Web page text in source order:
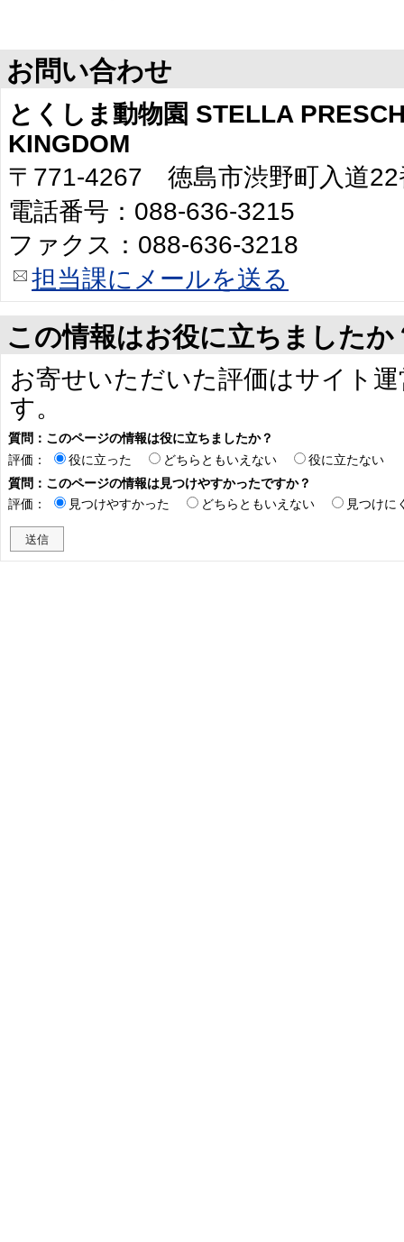
お問い合わせ
とくしま動物園 STELLA
KINGDOM
〒771-4267 徳島市渋野町入道22
電話番号：088-636-3215
ファクス：088-636-3218
担当課にメールを送る
この情報はお役に立ちましたか
お寄せいただいた評価はサイト
す。
質問：このページの情報は役に立ちましたか？
評価：
役に立った どちらともいえない
役に立たない
質問：このページの情報は見つけやすかったですか？
評価：
見つけやすかった どちらともいえない 見つけに